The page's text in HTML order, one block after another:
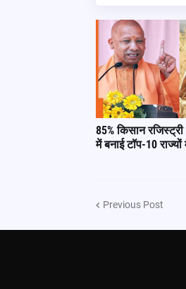
85% किसान
में बनाई टॉप-10
Previous Post